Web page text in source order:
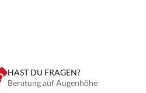
HAST DU FRAGEN?
Beratung auf Augenhöhe